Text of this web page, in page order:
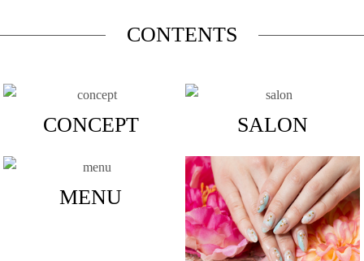
CONTENTS
CONCEPT SALON
MENU